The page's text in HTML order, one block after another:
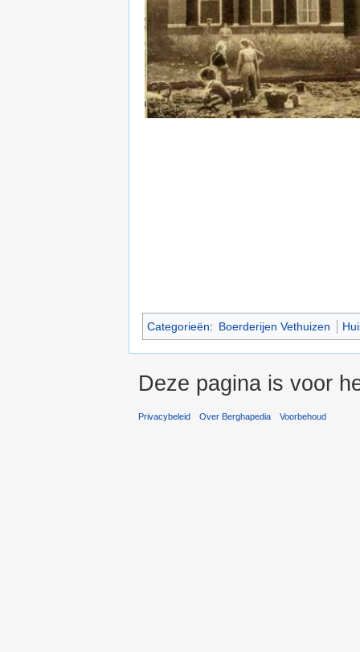
Categorieën: Boerderijen Vethuizen
Deze pagina is voor
Privacybeleid Over Berghapedia Voorbehoud